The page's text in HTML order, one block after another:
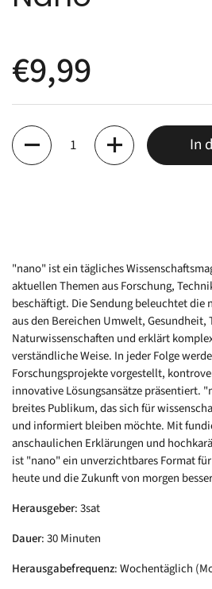
€9,99
Anzahl In
"nano" ist ein tägliches
aktuellen Themen aus Forschung,
beschäftigt. Die Sendung beleuchtet die
aus den Bereichen Umwelt, Gesundheit,
Naturwissenschaften und erklärt
verständliche Weise. In jeder Folge
Forschungsprojekte vorgestellt,
innovative Lösungsansätze präsentiert.
breites Publikum, das sich für
und informiert bleiben möchte. Mit
anschaulichen Erklärungen und
ist "nano" ein unverzichtbares Format
heute und die Zukunft von morgen
Herausgeber: 3sat
Dauer: 30 Minuten
Herausgabefrequenz: Wochentäglich